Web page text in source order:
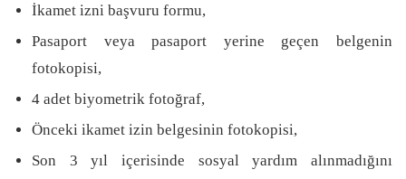
İkamet izni başvuru formu,
Pasaport veya pasaport yerine geçen belgenin
fotokopisi,
4 adet biyometrik fotoğraf,
Önceki ikamet izin belgesinin fotokopisi,
Son 3 yıl içerisinde sosyal yardım alınmadığını